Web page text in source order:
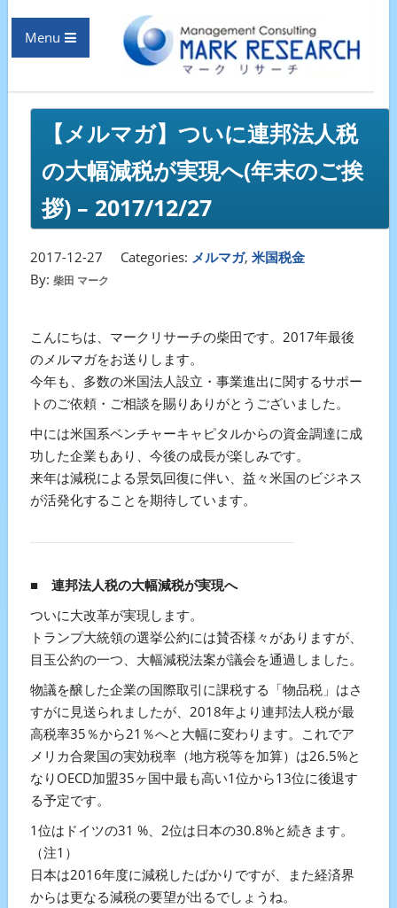
Menu
【メルマガ】ついに連邦法人税
の大幅減税が実現へ(年末のご挨
拶) – 2017/12/27
2017-12-27 Categories: メルマガ, 米国税金
By: 柴田 マーク
こんにちは、マークリサーチの柴田です。2017年最後
のメルマガをお送りします。
今年も、多数の米国法人設立・事業進出に関するサポー
トのご依頼・ご相談を賜りありがとうございました。
中には米国系ベンチャーキャピタルからの資金調達に成
功した企業もあり、今後の成長が楽しみです。
来年は減税による景気回復に伴い、益々米国のビジネス
が活発化することを期待しています。
■連邦法人税の大幅減税が実現へ
ついに大改革が実現します。
トランプ大統領の選挙公約には賛否様々がありますが、
目玉公約の一つ、大幅減税法案が議会を通過しました。
物議を醸した企業の国際取引に課税する「物品税」はさ
すがに見送られましたが、2018年より連邦法人税が最
高税率35％から21％へと大幅に変わります。これでア
メリカ合衆国の実効税率（地方税等を加算）は26.5%と
なりOECD加盟35ヶ国中最も高い1位から13位に後退す
る予定です。
1位はドイツの31 %、2位は日本の30.8%と続きます。
（注1）
日本は2016年度に減税したばかりですが、また経済界
からは更なる減税の要望が出るでしょうね。